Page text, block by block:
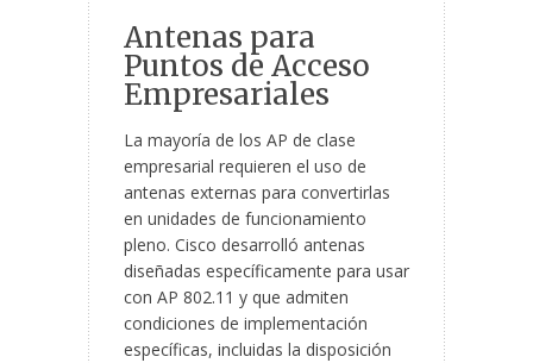
Antenas para
Puntos de Acceso
Empresariales
La mayoría de los AP de clase
empresarial requieren el uso de
antenas externas para convertirlas
en unidades de funcionamiento
pleno. Cisco desarrolló antenas
diseñadas específicamente para usar
con AP 802.11 y que admiten
condiciones de implementación
específicas, incluidas la disposición